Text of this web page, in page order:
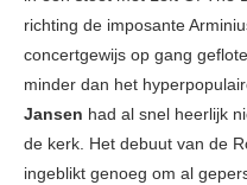
richting de imposante
concertgewijs op gang
minder dan het
Jansen had al snel heerlijk
de kerk. Het debuut van de
ingeblikt genoeg om al